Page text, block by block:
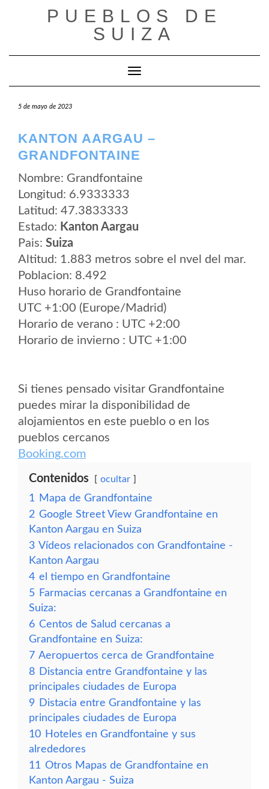
PUEBLOS DE
SUIZA
Cambiar modo de navegación
5 de mayo de 2023
KANTON AARGAU –
GRANDFONTAINE
Nombre: Grandfontaine
Longitud: 6.9333333
Latitud: 47.3833333
Estado: Kanton Aargau
Pais: Suiza
Altitud: 1.883 metros sobre el nvel del mar.
Poblacion: 8.492
Huso horario de Grandfontaine
UTC +1:00 (Europe/Madrid)
Horario de verano : UTC +2:00
Horario de invierno : UTC +1:00
Si tienes pensado visitar Grandfontaine
puedes mirar la disponibilidad de
alojamientos en este pueblo o en los
pueblos cercanos
Booking.com
Contenidos ocultar
1
Mapa de Grandfontaine
2 Google Street View Grandfontaine en
Kanton Aargau en Suiza
3 Vídeos relacionados con Grandfontaine -
Kanton Aargau
4 el tiempo en Grandfontaine
5 Farmacias cercanas a Grandfontaine en
Suiza:
6 Centos de Salud cercanas a
Grandfontaine en Suiza:
7 Aeropuertos cerca de Grandfontaine
8 Distancia entre Grandfontaine y las
principales ciudades de Europa
9 Distacia entre Grandfontaine y las
principales ciudades de Europa
10 Hoteles en Grandfontaine y sus
alrededores
11 Otros Mapas de Grandfontaine en
Kanton Aargau - Suiza